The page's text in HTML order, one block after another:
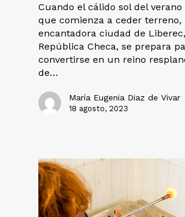
Cuando el cálido sol del verano
que comienza a ceder terreno,
encantadora ciudad de
República Checa, se prepara
convertirse en un reino
de…
María Eugenia Diaz de Vivar
18 agosto, 2023